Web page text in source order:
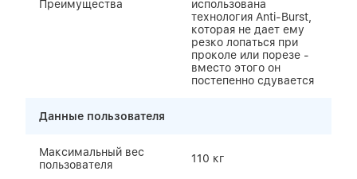
Преимущества
использована
технология Anti-Burst,
которая не дает ему
резко лопаться при
проколе или порезе -
вместо этого он
постепенно сдувается
Данные пользователя
Максимальный вес
пользователя
110 кг